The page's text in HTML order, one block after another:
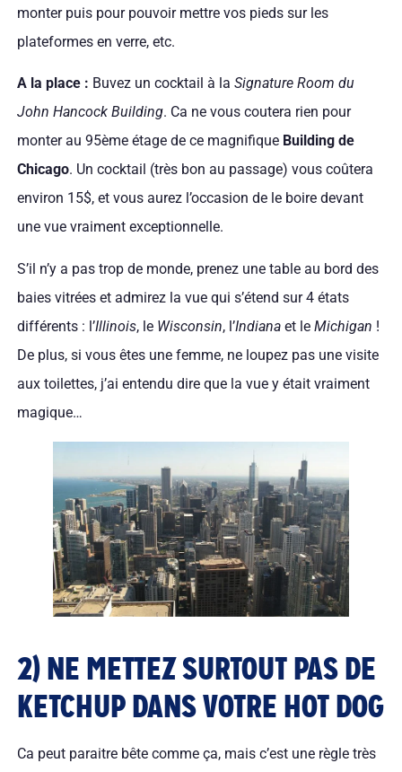
monter puis pour pouvoir mettre vos pieds sur les
plateformes en verre, etc.
A la place : Buvez un cocktail à la Signature Room du
John Hancock Building. Ca ne vous coutera rien pour
monter au 95ème étage de ce magnifique Building de
Chicago. Un cocktail (très bon au passage) vous coûtera
environ 15$, et vous aurez l’occasion de le boire devant
une vue vraiment exceptionnelle.
S’il n’y a pas trop de monde, prenez une table au bord des
baies vitrées et admirez la vue qui s’étend sur 4 états
différents : l’Illinois, le Wisconsin, l’Indianaet le Michigan !
De plus, si vous êtes une femme, ne loupez pas une visite
aux toilettes, j’ai entendu dire que la vue y était vraiment
magique…
2) NE METTEZ SURTOUT PAS DE
KETCHUP DANS VOTRE HOT DOG
Ca peut paraitre bête comme ça, mais c’est une règle très